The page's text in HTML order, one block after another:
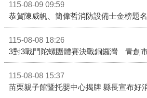
115-08-09 09:59
恭賀陳威帆、簡偉哲消防設備士金榜題名
115-08-08 18:26
115-08-08 15:37